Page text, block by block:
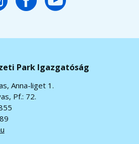
Park Igazgatóság
Anna-liget 1.
Pf.: 72.